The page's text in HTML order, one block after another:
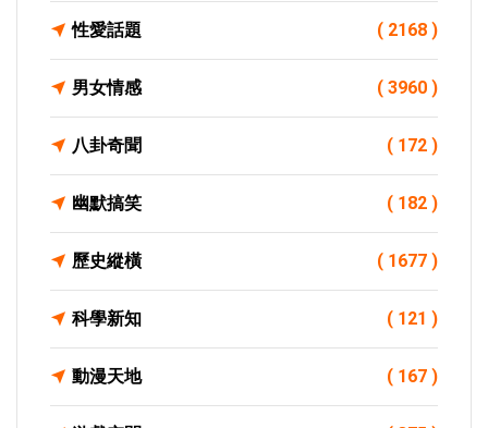
性愛話題 ( 2168 )
男女情感 ( 3960 )
八卦奇聞 ( 172 )
幽默搞笑 ( 182 )
歷史縱橫 ( 1677 )
科學新知 ( 121 )
動漫天地 ( 167 )